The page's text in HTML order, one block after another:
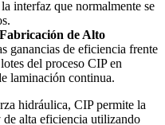
interfaz que normalmente se
de Alto
ganancias de eficiencia frente
del proceso CIP en
laminación continua.
hidráulica, CIP permite la
de alta eficiencia utilizando